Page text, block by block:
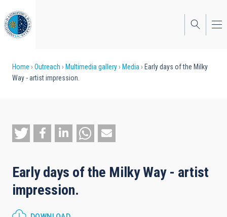
to
main
content
Breadcrumb
Home Outreach Multimedia gallery Media
Early days of the Milky
Way - artist impression.
Early days of the Milky Way - artist
impression.